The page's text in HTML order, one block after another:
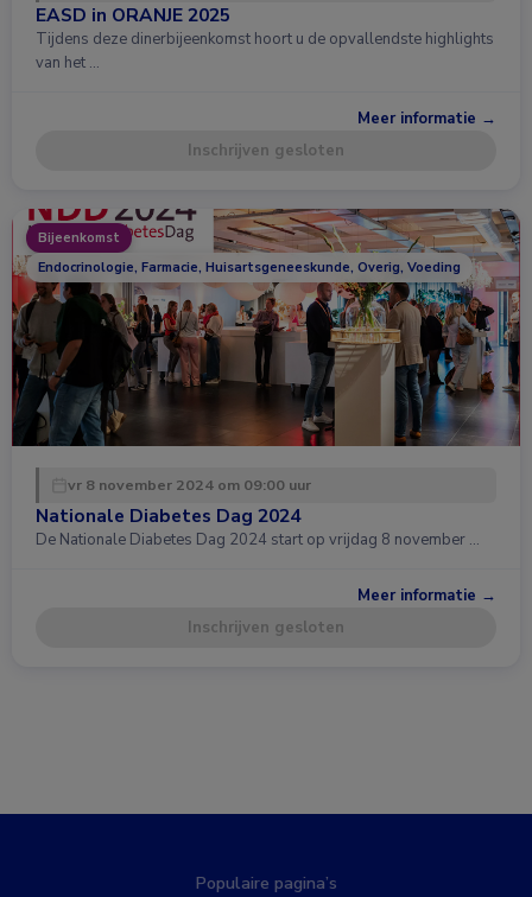
EASD in ORANJE 2025
Tijdens deze dinerbijeenkomst hoort u de opvallendste highlights
van het …
Meer informatie →
Inschrijven gesloten
Bijeenkomst
Endocrinologie, Farmacie, Huisartsgeneeskunde, Overig, Voeding
vr 8 november 2024 om 09:00 uur
Nationale Diabetes Dag 2024
De Nationale Diabetes Dag 2024 start op vrijdag 8 november …
Meer informatie →
Inschrijven gesloten
Populaire pagina’s